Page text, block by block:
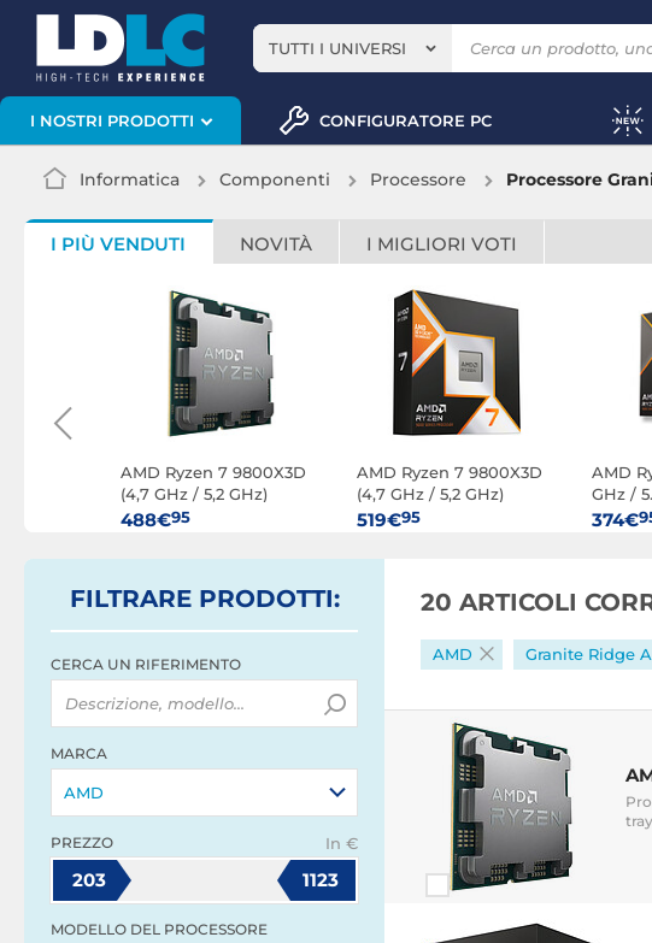
TUTTI I UNIVERSI
I NOSTRI PRODOTTI CONFIGURATORE PC
Informatica Componenti Processore Processore
I PIÙ VENDUTI NOVITÀ I MIGLIORI VOTI
AMD Ryzen 7 9800X3D
(4,7 GHz / 5,2 GHz)
488€95
AMD Ryzen 7 9800X3D
(4,7 GHz / 5,2 GHz)
519€95
AMD
GHz /
374€
FILTRARE PRODOTTI:
CERCA UN RIFERIMENTO
MARCA
AMD
PREZZO In €
203 1123
MODELLO DEL PROCESSORE
20 ARTICOLI
AMD Granite Ridge